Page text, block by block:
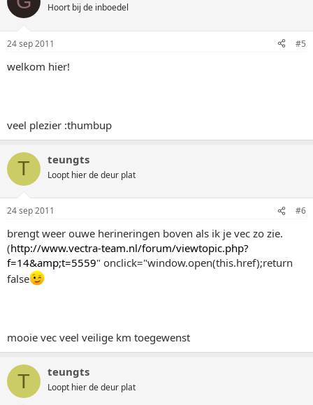
Hoort bij de inboedel
24 sep 2011 #5
welkom hier!
veel plezier :thumbup
T teungts
Loopt hier de deur plat
24 sep 2011 #6
brengt weer ouwe herineringen boven als ik je vec zo zie.
(http://www.vectra-team.nl/forum/viewtopic.php?
f=14&amp;t=5559" onclick="window.open(this.href);return
false
mooie vec veel veilige km toegewenst
T teungts
Loopt hier de deur plat